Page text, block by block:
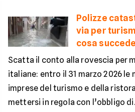
Polizze
via per
cosa
Scatta il conto alla rovescia per
italiane: entro il 31 marzo 2026 le
imprese del turismo e della
mettersi in regola con l’obbligo